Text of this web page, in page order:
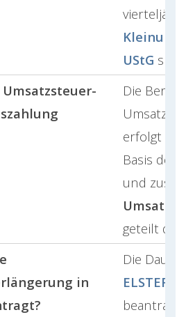
UStG
Die
erfolgt
Basis der
und
geteilt
in
Die
ELSTER